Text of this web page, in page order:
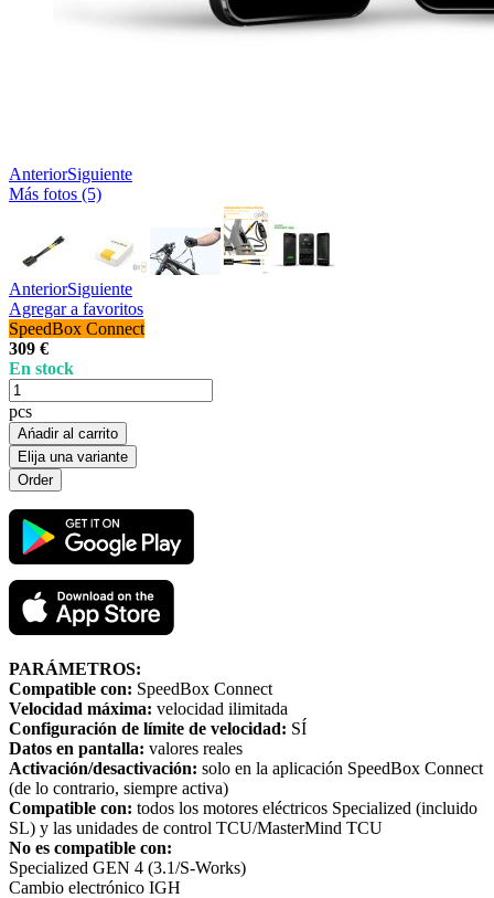
AnteriorSiguiente
Más fotos (5)
AnteriorSiguiente
Agregar a favoritos
SpeedBox Connect
309 €
En stock
pcs
Ańadir al carrito
Elija una variante
PARÁMETROS:
Compatible con: SpeedBox Connect
Velocidad máxima: velocidad ilimitada
Configuración de límite de velocidad: SÍ
Datos en pantalla: valores reales
Activación/desactivación: solo en la aplicación SpeedBox Connect
(de lo contrario, siempre activa)
Compatible con: todos los motores eléctricos Specialized (incluido
SL) y las unidades de control TCU/MasterMind TCU
No es compatible con:
Specialized GEN 4 (3.1/S-Works)
Cambio electrónico IGH